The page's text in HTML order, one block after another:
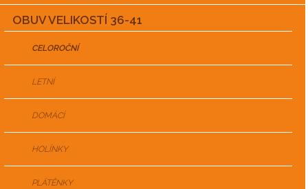
OBUV VELIKOSTÍ 36-41
CELOROČNÍ
LETNÍ
DOMÁCÍ
HOLÍNKY
PLÁTĚNKY